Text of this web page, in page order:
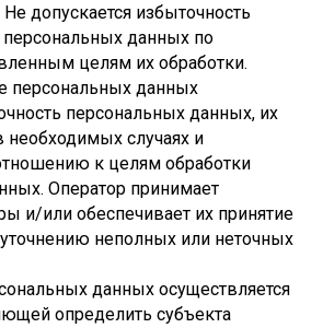
допускается избыточность
данных по
целям их обработки.
персональных данных
персональных данных, их
необходимых случаях и
к целям обработки
Оператор принимает
и/или обеспечивает их принятие
неполных или неточных
данных осуществляется
определить субъекта